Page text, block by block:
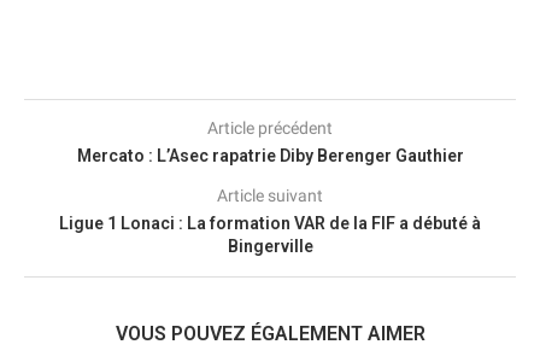
Article précédent
Mercato : L’Asec rapatrie Diby Berenger Gauthier
Article suivant
Ligue 1 Lonaci : La formation VAR de la FIF a débuté à
Bingerville
VOUS POUVEZ ÉGALEMENT AIMER